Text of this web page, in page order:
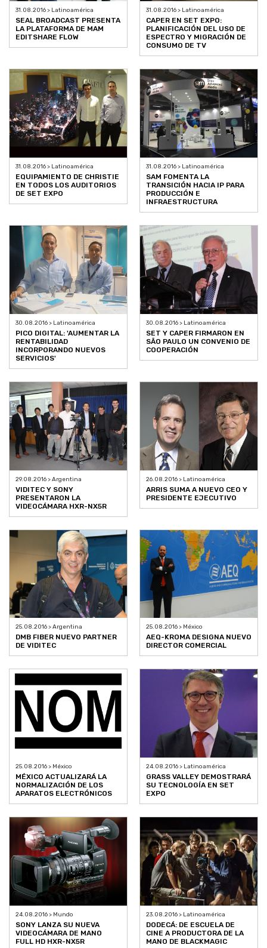
31.08.2016 > Latinoamérica
SEAL BROADCAST PRESENTA
LA PLATAFORMA DE MAM
EDITSHARE FLOW
31.08.2016 > Latinoamérica
CAPER EN SET EXPO:
PLANIFICACIÓN DEL USO DE
ESPECTRO Y MIGRACIÓN DE
CONSUMO DE TV
31.08.2016 > Latinoamérica
EQUIPAMIENTO DE CHRISTIE
EN TODOS LOS AUDITORIOS
DE SET EXPO
31.08.2016 > Latinoamérica
SAM FOMENTA LA
TRANSICIÓN HACIA IP PARA
PRODUCCIÓN E
INFRAESTRUCTURA
30.08.2016 > Latinoamérica
PICO DIGITAL: 'AUMENTAR LA
RENTABILIDAD
INCORPORANDO NUEVOS
SERVICIOS'
30.08.2016 > Latinoamérica
SET Y CAPER FIRMARON EN
SÃO PAULO UN CONVENIO DE
COOPERACIÓN
29.08.2016 > Argentina
VIDITEC Y SONY
PRESENTARON LA
VIDEOCÁMARA HXR-NX5R
26.08.2016 > Latinoamérica
ARRIS SUMA A NUEVO CEO Y
PRESIDENTE EJECUTIVO
25.08.2016 > Argentina
DMB FIBER NUEVO PARTNER
DE VIDITEC
25.08.2016 > México
AEQ-KROMA DESIGNA NUEVO
DIRECTOR COMERCIAL
25.08.2016 > México
MÉXICO ACTUALIZARÁ LA
NORMALIZACIÓN DE LOS
APARATOS ELECTRÓNICOS
24.08.2016 > Latinoamérica
GRASS VALLEY DEMOSTRARÁ
SU TECNOLOGÍA EN SET
EXPO
24.08.2016 > Mundo
SONY LANZA SU NUEVA
VIDEOCÁMARA DE MANO
FULL HD HXR-NX5R
23.08.2016 > Latinoamérica
DODECÁ: DE ESCUELA DE
CINE A PRODUCTORA DE LA
MANO DE BLACKMAGIC